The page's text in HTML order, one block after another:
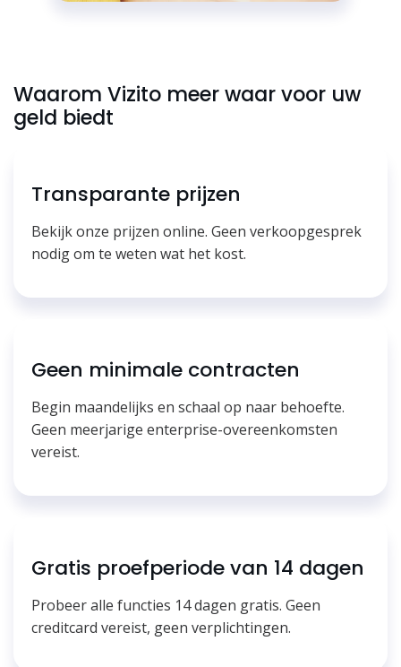
Waarom Vizito meer waar voor uw
geld biedt
Transparante prijzen
Bekijk onze prijzen online. Geen verkoopgesprek
nodig om te weten wat het kost.
Geen minimale contracten
Begin maandelijks en schaal op naar behoefte.
Geen meerjarige enterprise-overeenkomsten
vereist.
Gratis proefperiode van 14 dagen
Probeer alle functies 14 dagen gratis. Geen
creditcard vereist, geen verplichtingen.